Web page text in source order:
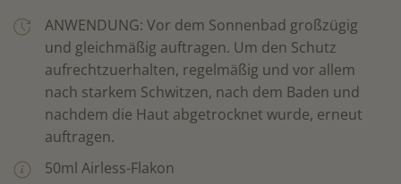
ANWENDUNG: Vor dem Sonnenbad großzügig
und gleichmäßig auftragen. Um den Schutz
aufrechtzuerhalten, regelmäßig und vor allem
nach starkem Schwitzen, nach dem Baden und
nachdem die Haut abgetrocknet wurde, erneut
auftragen.
50ml Airless-Flakon